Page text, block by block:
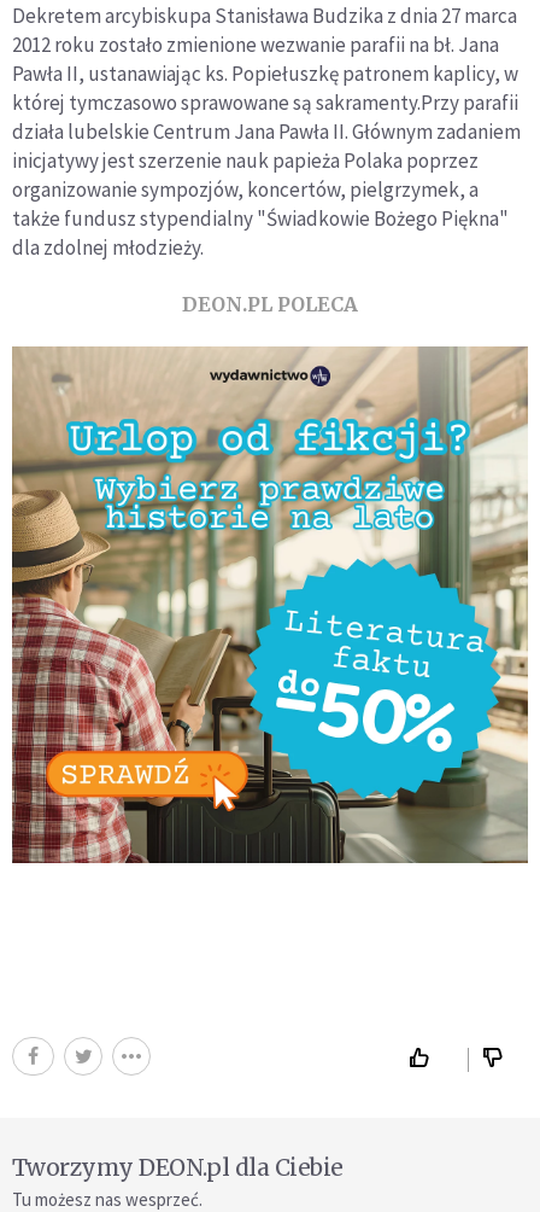
Dekretem arcybiskupa Stanisława Budzika z dnia 27 marca
2012 roku zostało zmienione wezwanie parafii na bł. Jana
Pawła II, ustanawiając ks. Popiełuszkę patronem kaplicy, w
której tymczasowo sprawowane są sakramenty.Przy parafii
działa lubelskie Centrum Jana Pawła II. Głównym zadaniem
inicjatywy jest szerzenie nauk papieża Polaka poprzez
organizowanie sympozjów, koncertów, pielgrzymek, a
także fundusz stypendialny "Świadkowie Bożego Piękna"
dla zdolnej młodzieży.
DEON.PL POLECA
Tworzymy DEON.pl dla Ciebie
Tu możesz nas wesprzeć.